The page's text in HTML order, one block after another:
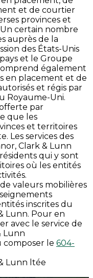
et de courtier
provinces et
certain nombre
auprès de la
des États-Unis
et le Groupe
également
en placement et de
et régis par
Royaume-Uni.
par
que les
et territoires
Les services des
Clark & Lunn
qui y sont
où les entités
valeurs mobilières
inscrites du
Lunn. Pour en
avec le service de
Lunn
composer le 604-
Lunn ltée